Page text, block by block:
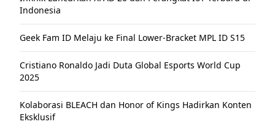
Indonesia
Geek Fam ID Melaju ke Final Lower-Bracket MPL ID S15
Cristiano Ronaldo Jadi Duta Global Esports World Cup
2025
Kolaborasi BLEACH dan Honor of Kings Hadirkan Konten
Eksklusif